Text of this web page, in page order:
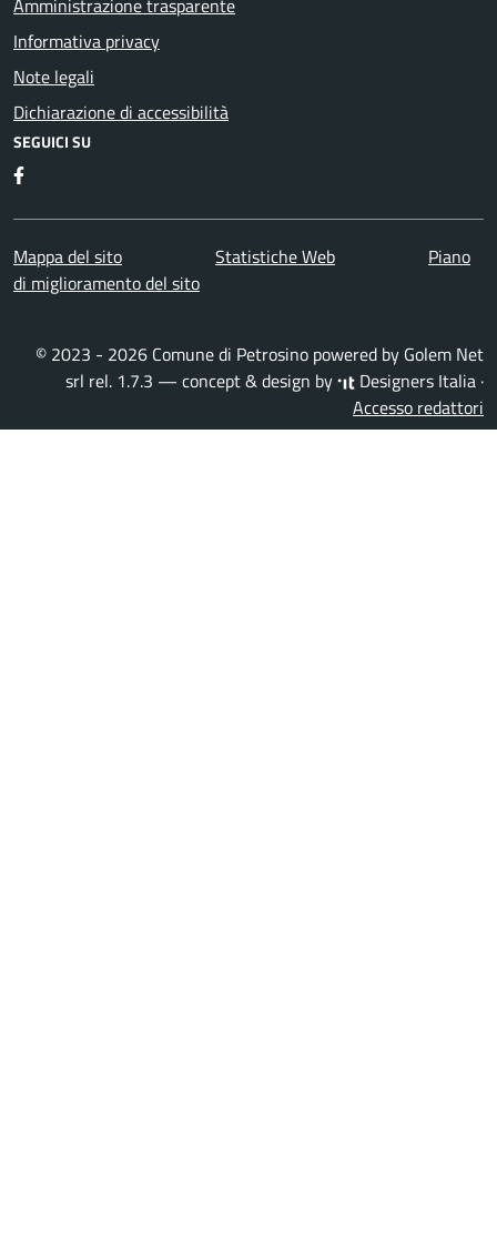
Amministrazione trasparente
Informativa privacy
Note legali
Dichiarazione di accessibilità
SEGUICI SU
Facebook
Mappa del sito Statistiche Web
Piano
di miglioramento del sito
© 2023 - 2026 Comune di Petrosino powered by Golem Net
srl rel. 1.7.3 — concept & design by Designers Italia ·
Accesso redattori